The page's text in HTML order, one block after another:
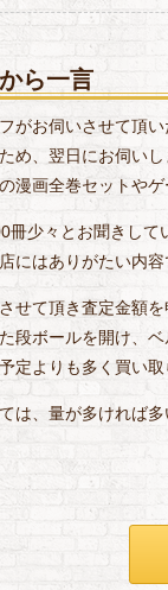
ら一言
がお伺いさせて頂
め、翌日にお伺い
漫画全巻セットや
冊少々とお聞きし
にはありがたい内容
せて頂き査定金額
段ボールを開け、
定よりも多く買い取
は、量が多ければ